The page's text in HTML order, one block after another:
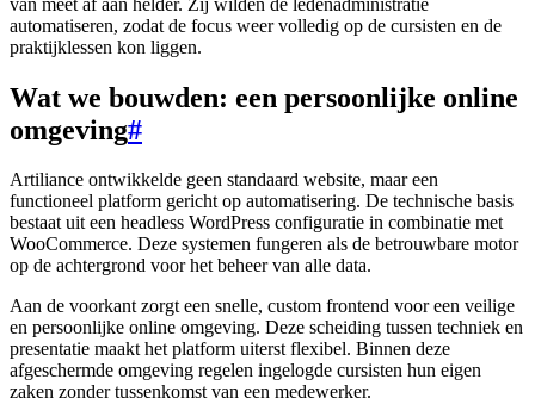
automatiseren, zodat de focus weer volledig op de cursisten en de
praktijklessen kon liggen.
Wat we bouwden: een persoonlijke online
omgeving#
Artiliance ontwikkelde geen standaard website, maar een
functioneel platform gericht op automatisering. De technische basis
bestaat uit een headless WordPress configuratie in combinatie met
WooCommerce. Deze systemen fungeren als de betrouwbare motor
op de achtergrond voor het beheer van alle data.
Aan de voorkant zorgt een snelle, custom frontend voor een veilige
en persoonlijke online omgeving. Deze scheiding tussen techniek en
presentatie maakt het platform uiterst flexibel. Binnen deze
afgeschermde omgeving regelen ingelogde cursisten hun eigen
zaken zonder tussenkomst van een medewerker.